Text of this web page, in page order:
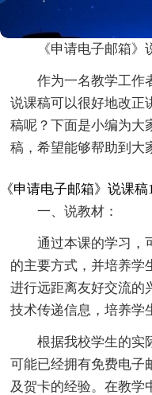
《申请电子邮箱》
作为一名教学工作
说课稿可以很好地改正
稿呢？下面是小编为大
稿，希望能够帮助到大
《申请电子邮箱》说课稿1
一、说教材：
通过本课的学习，
的主要方式，并培养学
进行远距离友好交流的
技术传递信息，培养学
根据我校学生的实
可能已经拥有免费电子
及贺卡的经验。在教学